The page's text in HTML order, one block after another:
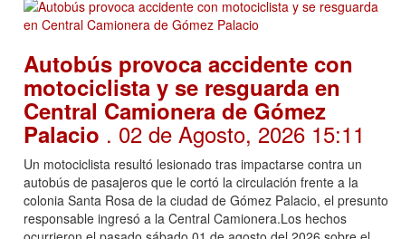
Autobús provoca accidente con
motociclista y se resguarda en
Central Camionera de Gómez
Palacio . 02 de Agosto, 2026 15:11
Un motociclista resultó lesionado tras impactarse contra un
autobús de pasajeros que le cortó la circulación frente a la
colonia Santa Rosa de la ciudad de Gómez Palacio, el presunto
responsable ingresó a la Central Camionera.Los hechos